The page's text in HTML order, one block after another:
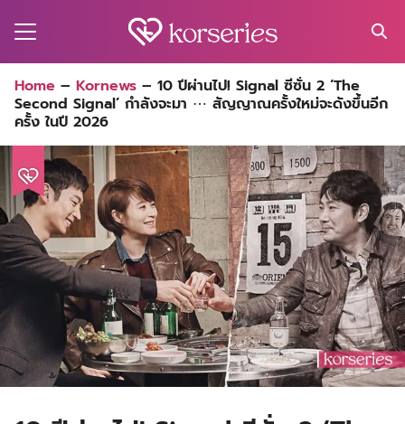
for:
Home – Kornews – 10 ปีผ่านไป! Signal ซีซั่น 2 ‘The
Second Signal’ กำลังจะมา ⋯ สัญญาณครั้งใหม่จะดังขึ้นอีก
ครั้ง ในปี 2026